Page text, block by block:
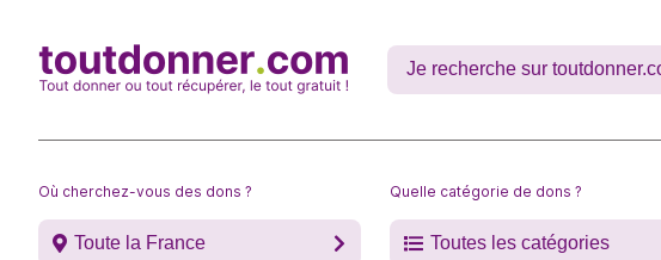
Où cherchez-vous des dons ?
Toute la France
Quelle catégorie de dons ?
Toutes les catégories